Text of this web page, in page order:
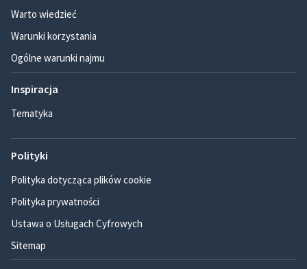
Warto wiedzieć
Warunki korzystania
Ogólne warunki najmu
Inspiracja
Tematyka
Polityki
Polityka dotycząca plików cookie
Polityka prywatności
Ustawa o Usługach Cyfrowych
Sitemap